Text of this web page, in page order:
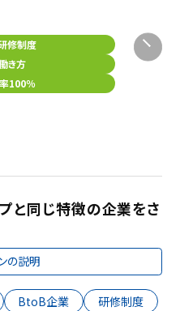
修制度
き方
100％
と同じ特徴の企業をさ
の説明
BtoB企業
研修制度